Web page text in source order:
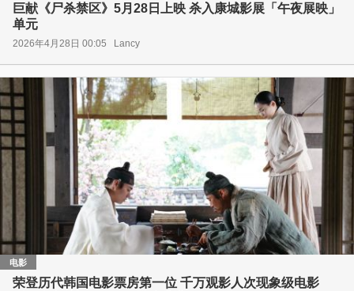
巨献《尸杀禁区》5月28日上映 杀入康城影展「午夜展映」
单元
2026年4月28日 00:05 Lancy
电影
荣登历代韩国电影票房第一位 千万观影人次现象级电影